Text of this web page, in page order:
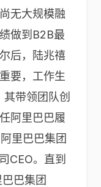
无大规模融
做到B2B最
后，陆兆禧
要，工作生
带领团队创
阿里巴巴履
里巴巴集团
CEO。直到
巴集团